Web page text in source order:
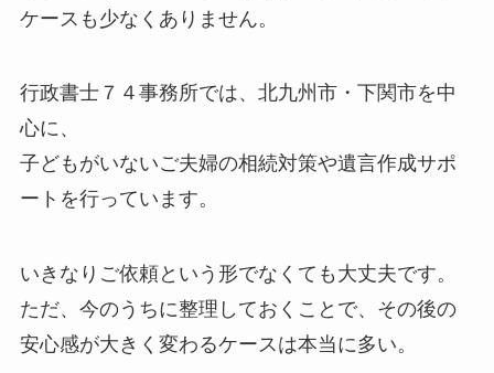
ケースも少なくありません。
行政書士７４事務所では、北九州市・下関市を中
心に、
子どもがいないご夫婦の相続対策や遺言作成サポ
ートを行っています。
いきなりご依頼という形でなくても大丈夫です。
ただ、今のうちに整理しておくことで、その後の
安心感が大きく変わるケースは本当に多い。